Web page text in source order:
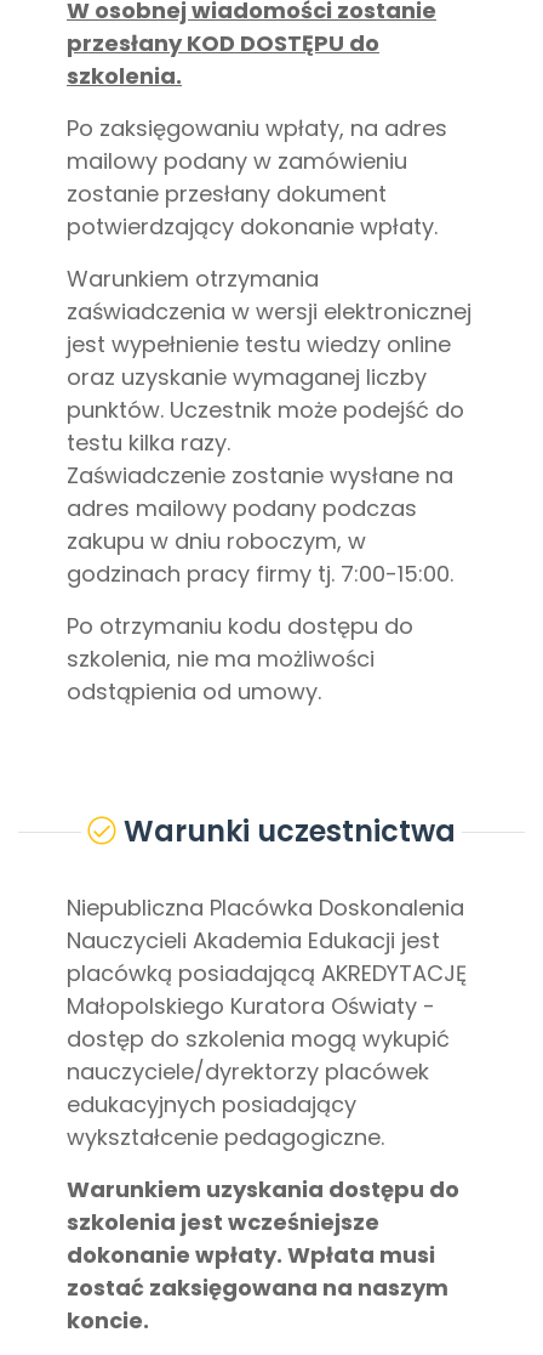
W osobnej wiadomości zostanie
przesłany KOD DOSTĘPU do
szkolenia.
Po zaksięgowaniu wpłaty, na adres
mailowy podany w zamówieniu
zostanie przesłany dokument
potwierdzający dokonanie wpłaty.
Warunkiem otrzymania
zaświadczenia w wersji elektronicznej
jest wypełnienie testu wiedzy online
oraz uzyskanie wymaganej liczby
punktów. Uczestnik może podejść do
testu kilka razy.
Zaświadczenie zostanie wysłane na
adres mailowy podany podczas
zakupu w dniu roboczym, w
godzinach pracy firmy tj. 7:00-15:00.
Po otrzymaniu kodu dostępu do
szkolenia, nie ma możliwości
odstąpienia od umowy.
Warunki uczestnictwa
Niepubliczna Placówka Doskonalenia
Nauczycieli Akademia Edukacji jest
placówką posiadającą AKREDYTACJĘ
Małopolskiego Kuratora Oświaty -
dostęp do szkolenia mogą wykupić
nauczyciele/dyrektorzy placówek
edukacyjnych posiadający
wykształcenie pedagogiczne.
Warunkiem uzyskania dostępu do
szkolenia jest wcześniejsze
dokonanie wpłaty. Wpłata musi
zostać zaksięgowana na naszym
koncie.